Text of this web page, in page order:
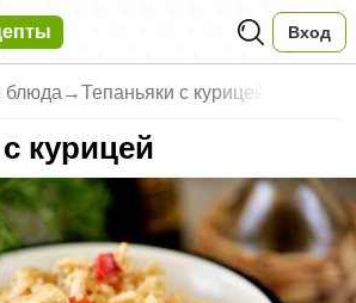
Вход
блюда →Тепаньяки с курицей
курицей